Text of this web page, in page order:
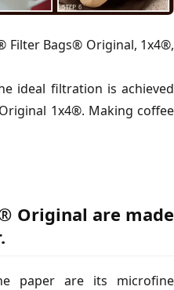
Bags® Original, 1x4®,
ideal filtration is achieved
1x4®. Making coffee
Original are made
paper are its microfine